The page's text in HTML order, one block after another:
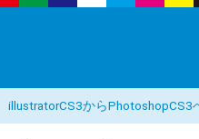
illustratorCS3から